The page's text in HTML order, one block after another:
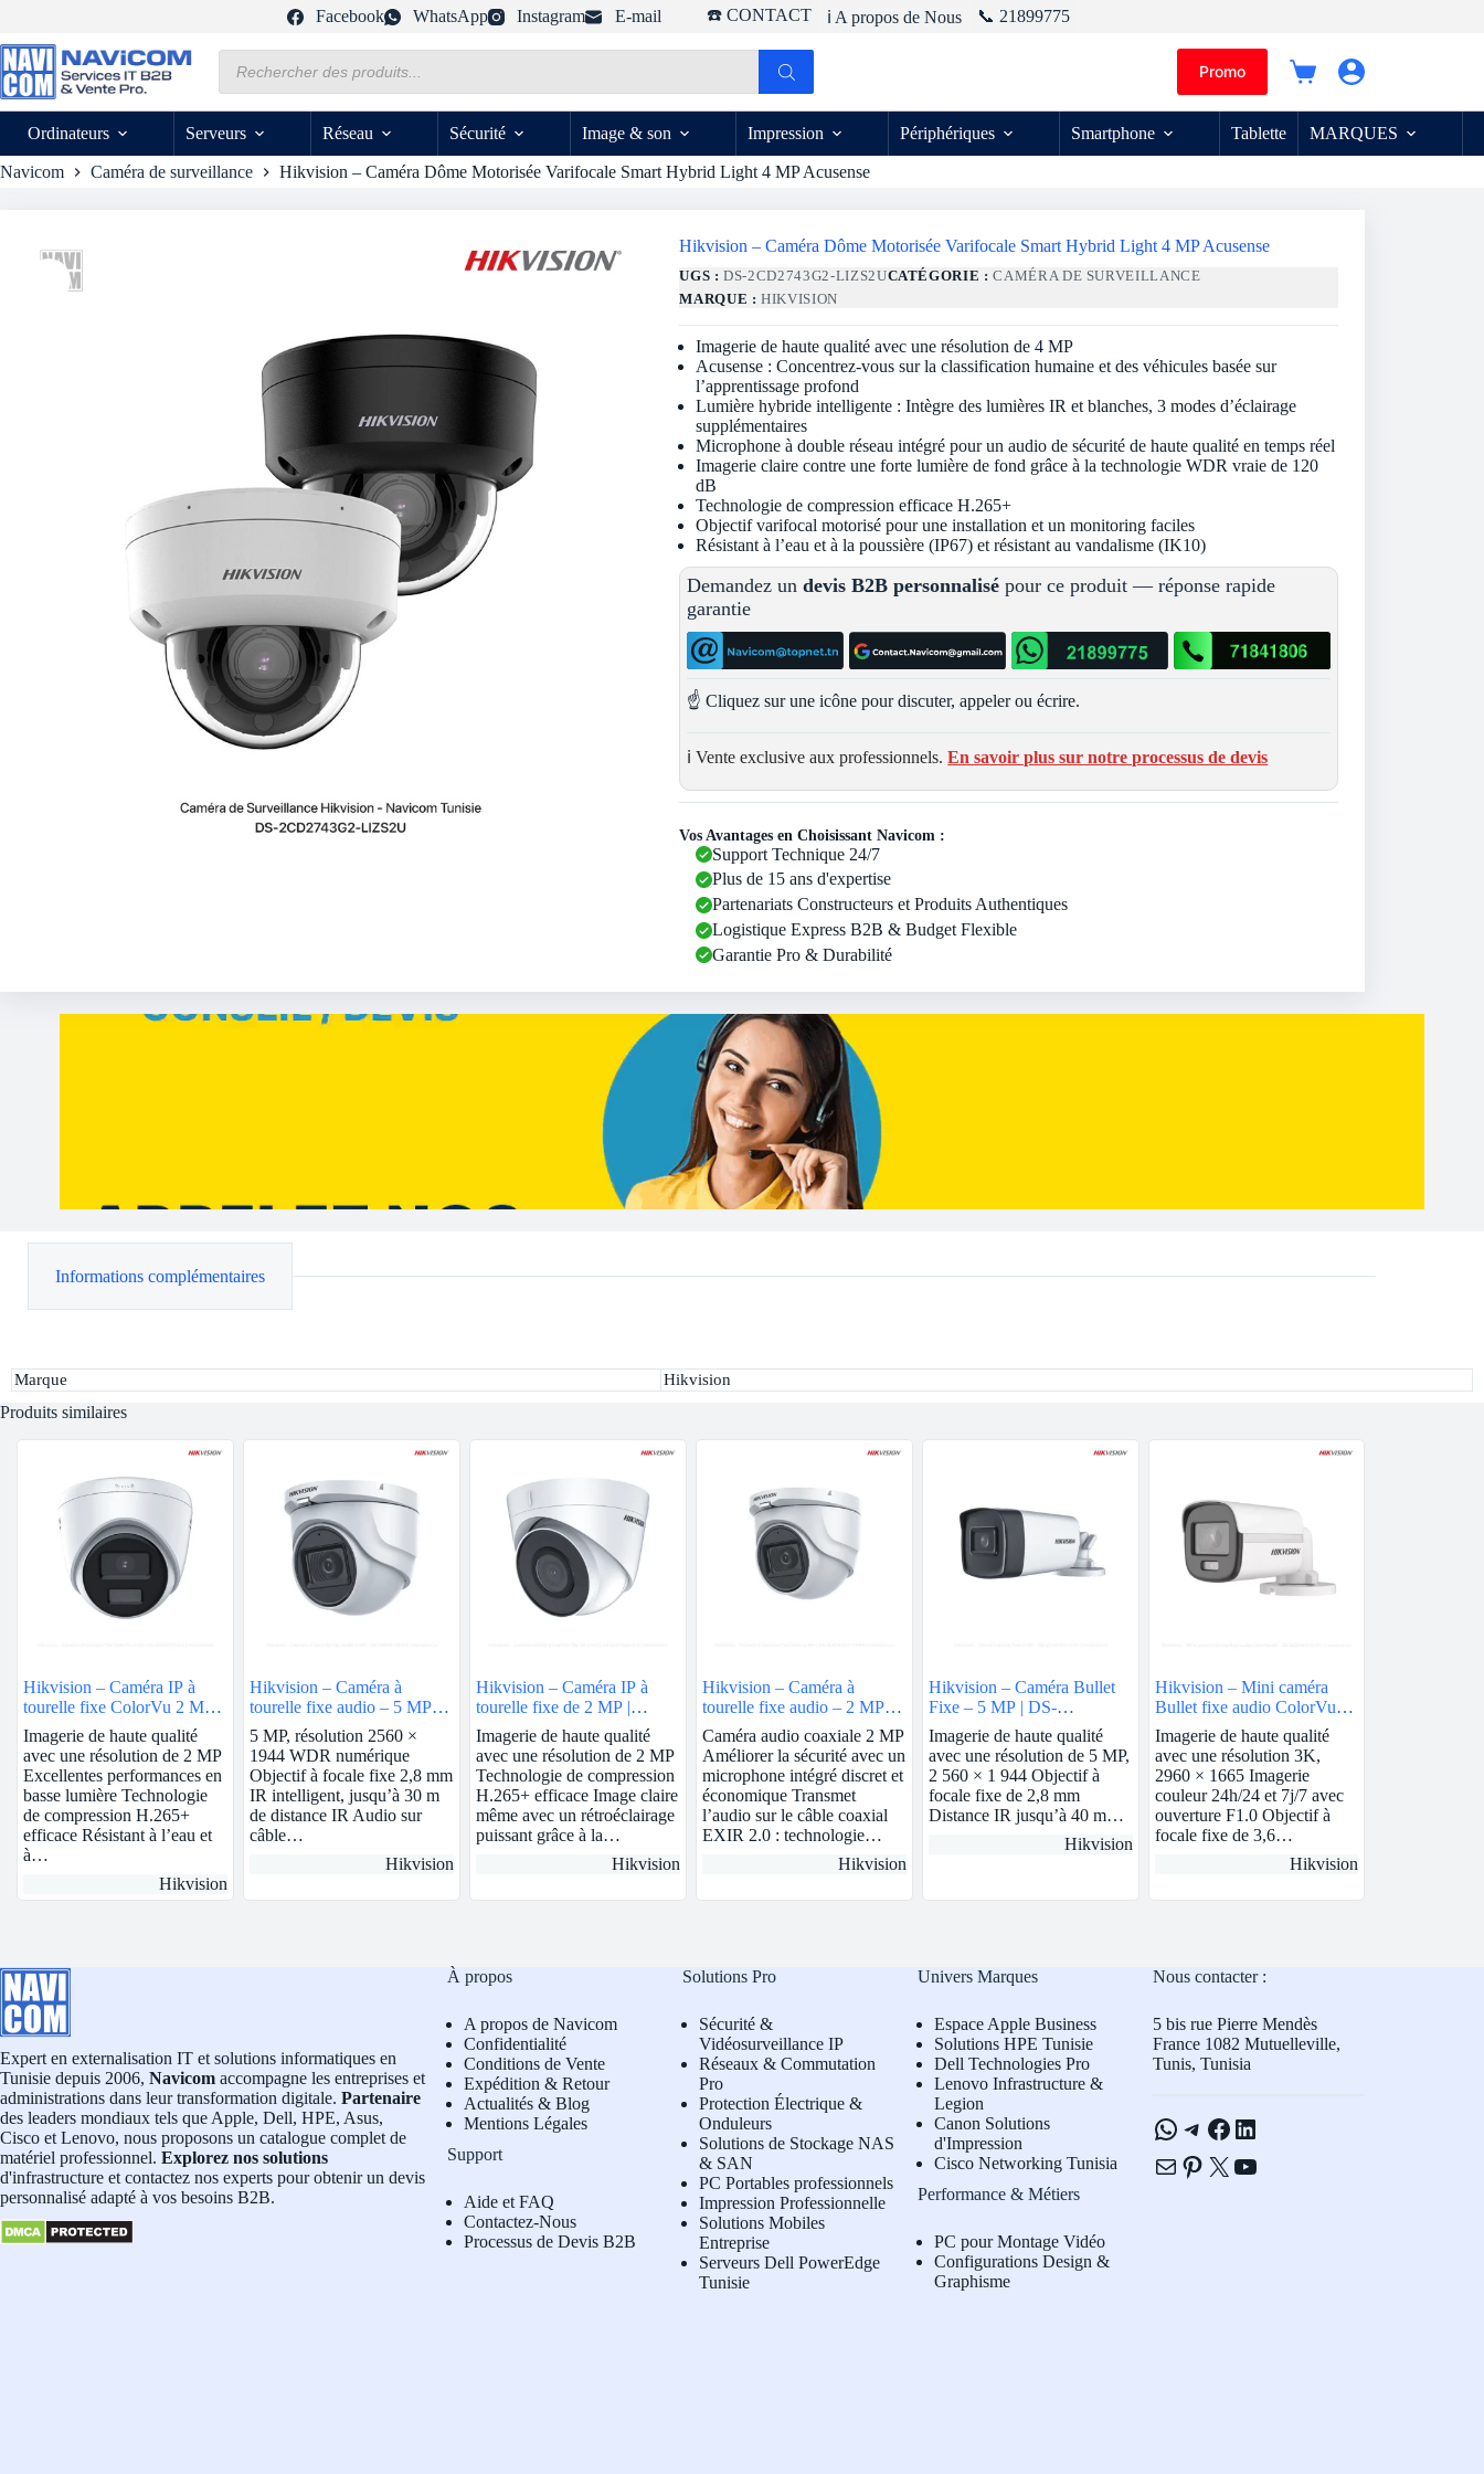
contenu
Facebook WhatsApp Instagram E-mail ☎️ CONTACT ℹ️ A propos de Nous 📞 21899775
produits
Promo
Panier
Ordinateurs
Serveurs Réseau Sécurité Image & son Impression Périphériques Smartphone Tablette MARQUES
Navicom Caméra de surveillance Hikvision – Caméra Dôme Motorisée Varifocale Smart Hybrid Light 4 MP Acusense
Hikvision – Caméra Dôme Motorisée Varifocale Smart Hybrid Light 4 MP Acusense
UGS :DS-2CD2743G2-LIZS2UCATÉGORIE :CAMÉRA DE SURVEILLANCE
MARQUE :HIKVISION
Imagerie de haute qualité avec une résolution de 4 MP
Acusense : Concentrez-vous sur la classification humaine et des véhicules basée sur
l’apprentissage profond
Lumière hybride intelligente : Intègre des lumières IR et blanches, 3 modes d’éclairage
supplémentaires
Microphone à double réseau intégré pour un audio de sécurité de haute qualité en temps réel
Imagerie claire contre une forte lumière de fond grâce à la technologie WDR vraie de 120
dB
Technologie de compression efficace H.265+
Objectif varifocal motorisé pour une installation et un monitoring faciles
Résistant à l’eau et à la poussière (IP67) et résistant au vandalisme (IK10)
Demandez undevis B2B personnalisé pour ce produit — réponse rapide
garantie
☝️ Cliquez sur une icône pour discuter, appeler ou écrire.
ℹ️ Vente exclusive aux professionnels.En savoir plus sur notre processus de devis
Vos Avantages en Choisissant Navicom :
Support Technique 24/7
Plus de 15 ans d'expertise
Partenariats Constructeurs et Produits Authentiques
Logistique Express B2B & Budget Flexible
Garantie Pro & Durabilité
Informations complémentaires
Marque Hikvision
Produits similaires
Hikvision – Caméra IP à
tourelle fixe ColorVu 2 MP |
2.8mm | DS-2CD1327G0-L
Imagerie de haute qualité
avec une résolution de 2 MP
Excellentes performances en
basse lumière Technologie
de compression H.265+
efficace Résistant à l’eau et
à…
Hikvision
Hikvision – Caméra à
tourelle fixe audio – 5 MP |
DS-76H0T-ITMFS
5 MP, résolution 2560 ×
1944 WDR numérique
Objectif à focale fixe 2,8 mm
IR intelligent, jusqu’à 30 m
de distance IR Audio sur
câble…
Hikvision
Hikvision – Caméra IP à
tourelle fixe de 2 MP |
2.8mm | DS-2CD1323G0-I
Imagerie de haute qualité
avec une résolution de 2 MP
Technologie de compression
H.265+ efficace Image claire
même avec un rétroéclairage
puissant grâce à la…
Hikvision
Hikvision – Caméra à
tourelle fixe audio – 2 MP |
DS-2CE76D0T-ITMFS
Caméra audio coaxiale 2 MP
Améliorer la sécurité avec un
microphone intégré discret et
économique Transmet
l’audio sur le câble coaxial
EXIR 2.0 : technologie…
Hikvision
Hikvision – Caméra Bullet
Fixe – 5 MP | DS-
2CE17H0T-IT3F
Imagerie de haute qualité
avec une résolution de 5 MP,
2 560 × 1 944 Objectif à
focale fixe de 2,8 mm
Distance IR jusqu’à 40 m…
Hikvision
Hikvision – Mini caméra
Bullet fixe audio ColorVu
3K | DS-2CE10KF0T-FS
Imagerie de haute qualité
avec une résolution 3K,
2960 × 1665 Imagerie
couleur 24h/24 et 7j/7 avec
ouverture F1.0 Objectif à
focale fixe de 3,6…
Hikvision
Expert en externalisation IT et solutions informatiques en
Tunisie depuis 2006, Navicom accompagne les entreprises et
administrations dans leur transformation digitale. Partenaire
des leaders mondiaux tels que Apple, Dell, HPE, Asus,
Cisco et Lenovo, nous proposons un catalogue complet de
matériel professionnel. Explorez nos solutions
d'infrastructure et contactez nos experts pour obtenir un devis
personnalisé adapté à vos besoins B2B.
À propos
A propos de Navicom
Confidentialité
Conditions de Vente
Expédition & Retour
Actualités & Blog
Mentions Légales
Support
Aide et FAQ
Contactez-Nous
Processus de Devis B2B
Solutions Pro
Sécurité &
Vidéosurveillance IP
Réseaux & Commutation
Pro
Protection Électrique &
Onduleurs
Solutions de Stockage NAS
& SAN
PC Portables professionnels
Impression Professionnelle
Solutions Mobiles
Entreprise
Serveurs Dell PowerEdge
Tunisie
Univers Marques
Espace Apple Business
Solutions HPE Tunisie
Dell Technologies Pro
Lenovo Infrastructure &
Legion
Canon Solutions
d'Impression
Cisco Networking Tunisia
Performance & Métiers
PC pour Montage Vidéo
Configurations Design &
Graphisme
Nous contacter :
5 bis rue Pierre Mendès
France 1082 Mutuelleville,
Tunis, Tunisia
WhatsApp
Telegram
Facebook
LinkedIn
E-mailPinterest
X YouTube